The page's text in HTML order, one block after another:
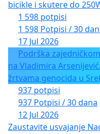
bicikle i skutere do
1 598 potpisi
1 598 Potpisi / 30
17 Jul 2026
Podrška
na Vladimira
žrtvama genocida u
937 potpisi
937 Potpisi / 30 dana
12 Jul 2026
Zaustavite usvajanje